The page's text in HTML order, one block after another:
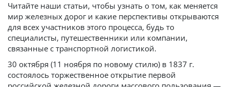
Читайте наши статьи, чтобы узнать о том, как меняется
мир железных дорог и какие перспективы открываются
для всех участников этого процесса, будь то
специалисты, путешественники или компании,
связанные с транспортной логистикой.
30 октября (11 ноября по новому стилю) в 1837 г.
состоялось торжественное открытие первой